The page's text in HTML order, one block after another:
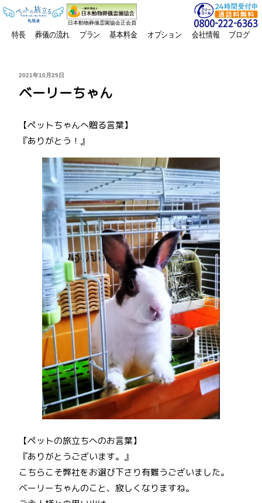
日本動物葬儀霊園協会正会員
特長 葬儀の流れ プラン 基本料金 オプション 会社情報 ブログ
投
日:
2021年10月29日
ベーリーちゃん
【ペットちゃんへ贈る言葉】
『ありがとう！』
【ペットの旅立ちへのお言葉】
『ありがとうございます。』
こちらこそ弊社をお選び下さり有難うございました。
ベーリーちゃんのこと、寂しくなりますね。